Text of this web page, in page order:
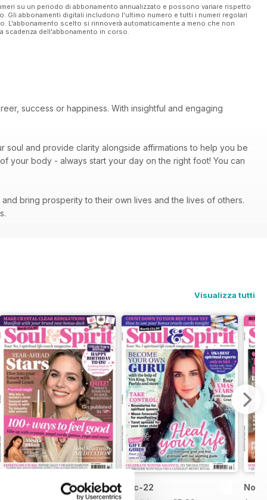
su un periodo di abbonamento annualizzato e possono variare rispetto
abbonamenti digitali includono l'ultimo numero e tutti i numeri regolari
L'abbonamento scelto si rinnoverà automaticamente a meno che non
scadenza dell'abbonamento in corso.
success or happiness. With insightful and engaging
and provide clarity alongside affirmations to help you be
your body - always start your day on the right foot! You can
bring prosperity to their own lives and the lives of others.
Visualizza tutti
Dec-22 Nov-